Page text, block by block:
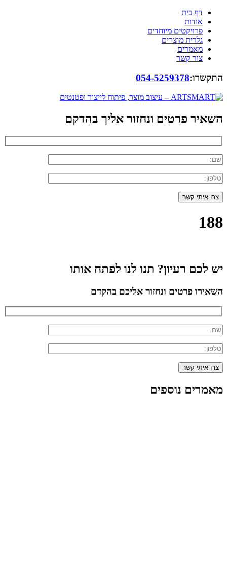
דף בית
אודות
פרויקטים מיוחדים
גלרית מוצרים
מאמרים
צור קשר
התקשרו:054-5259378
השאיר פרטים ונחזור אליך בהדקם
188
יש לכם רעיון? תנו לנו לפתח אותו
השאירו פרטים ונחזור אליכם בהקדם
מאמרים נוספים